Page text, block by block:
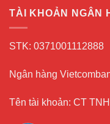
TÀI KHOẢN NGÂN
STK: 0371001112888
Ngân hàng
Tên tài khoản: CT